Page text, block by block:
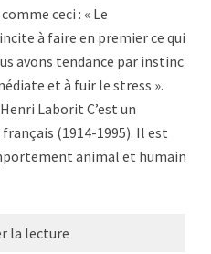
ceci : « Le
à faire en premier ce qui
avons tendance par instinct
et à fuir le stress ».
Laborit C’est un
(1914-1995). Il est
animal et humain.
la lecture